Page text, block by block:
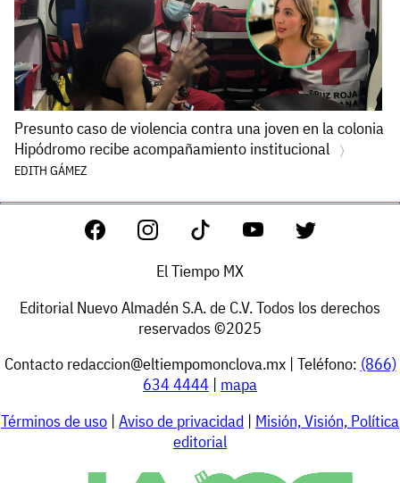
Presunto caso de violencia contra una joven en la colonia
Hipódromo recibe acompañamiento institucional
EDITH GÁMEZ
El Tiempo MX
Editorial Nuevo Almadén S.A. de C.V. Todos los derechos
reservados ©2025
Contacto redaccion@eltiempomonclova.mx| Teléfono: (866)
634 4444 | mapa
Términos de uso | Aviso de privacidad | Misión, Visión, Política
editorial